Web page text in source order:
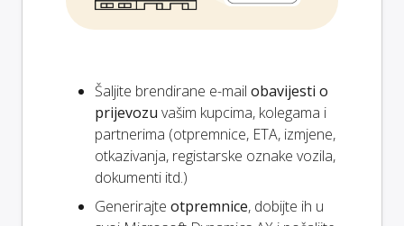
Šaljite brendirane e-mail obavijesti o
prijevozu vašim kupcima, kolegama i
partnerima (otpremnice, ETA, izmjene,
otkazivanja, registarske oznake vozila,
dokumenti itd.)
Generirajte otpremnice, dobijte ih u